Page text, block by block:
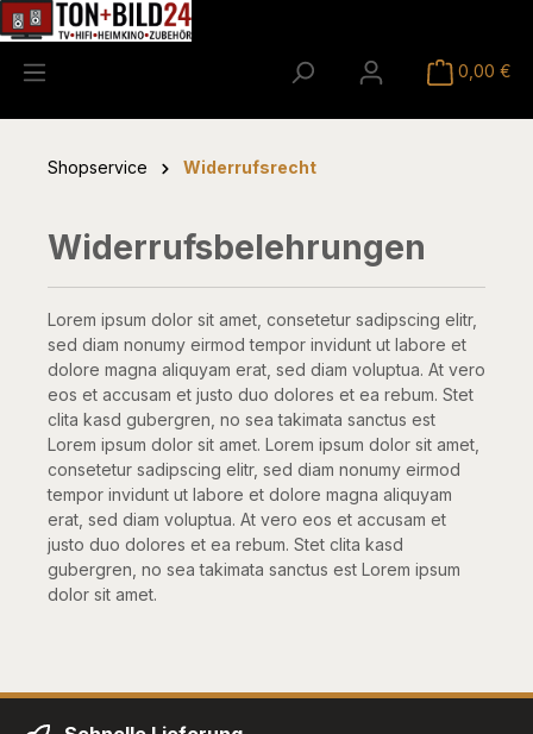
springen
0,00 €
Shopservice Widerrufsrecht
Widerrufsbelehrungen
Lorem ipsum dolor sit amet, consetetur sadipscing elitr,
sed diam nonumy eirmod tempor invidunt ut labore et
dolore magna aliquyam erat, sed diam voluptua. At vero
eos et accusam et justo duo dolores et ea rebum. Stet
clita kasd gubergren, no sea takimata sanctus est
Lorem ipsum dolor sit amet. Lorem ipsum dolor sit amet,
consetetur sadipscing elitr, sed diam nonumy eirmod
tempor invidunt ut labore et dolore magna aliquyam
erat, sed diam voluptua. At vero eos et accusam et
justo duo dolores et ea rebum. Stet clita kasd
gubergren, no sea takimata sanctus est Lorem ipsum
dolor sit amet.